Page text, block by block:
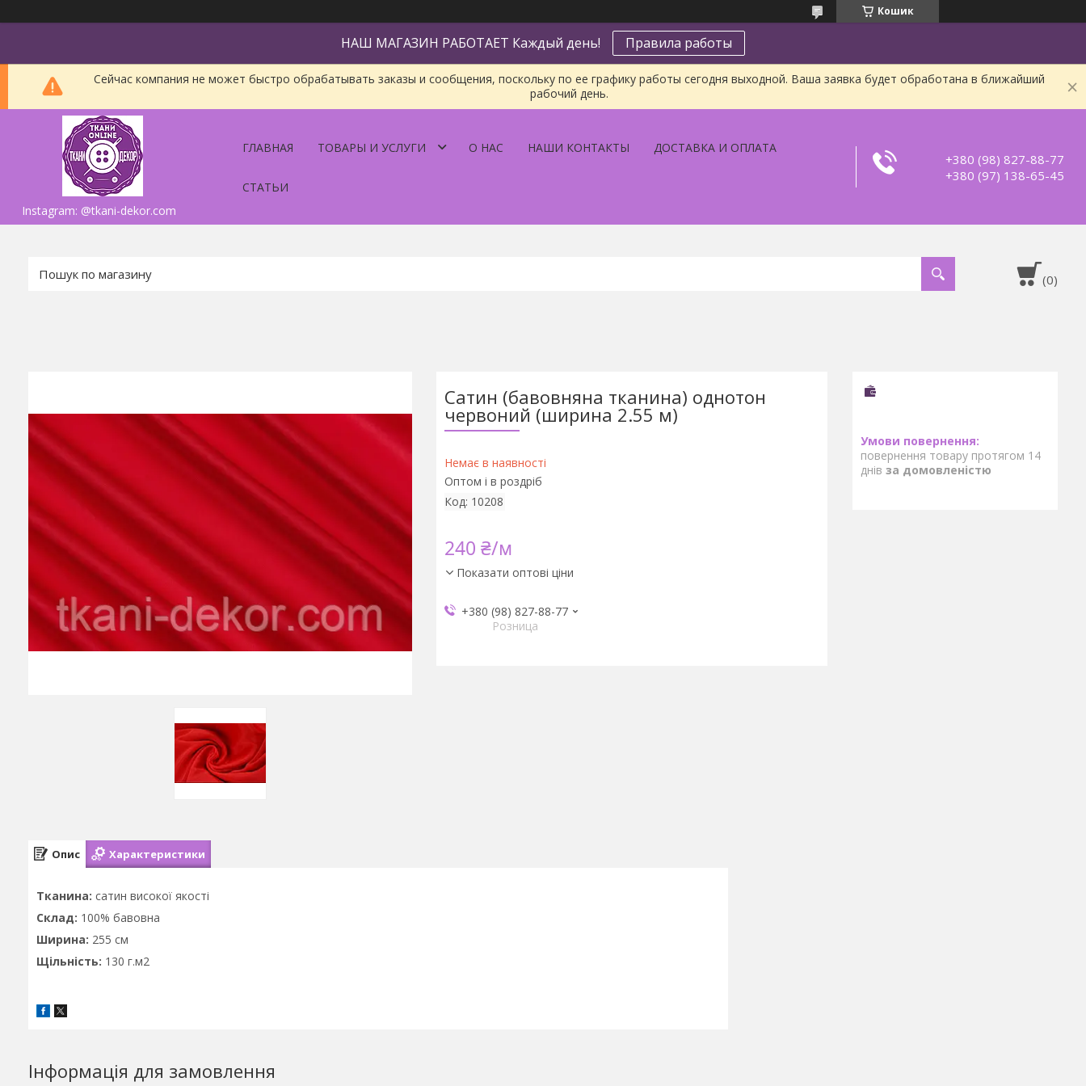
Кошик
НАШ МАГАЗИН РАБОТАЕТ Каждый день! Правила работы
Сейчас компания не может быстро обрабатывать заказы и сообщения, поскольку по ее графику работы сегодня выходной. Ваша заявка будет обработана в ближайший
рабочий день.
Instagram: @tkani-dekor.com
ГЛАВНАЯ ТОВАРЫ И УСЛУГИ О НАС НАШИ КОНТАКТЫ ДОСТАВКА И ОПЛАТА
СТАТЬИ
+380 (98) 827-88-77
+380 (97) 138-65-45
Сатин (бавовняна тканина) однотон
червоний (ширина 2.55 м)
Немає в наявності
Оптом і в роздріб
Код: 10208
240 ₴/м
Показати оптові ціни
+380 (98) 827-88-77
Розница
повернення товару протягом 14
днів за домовленістю
Опис Характеристики
Тканина: сатин високої якості
Склад: 100% бавовна
Ширина: 255 см
Щільність: 130 г.м2
Інформація для замовлення